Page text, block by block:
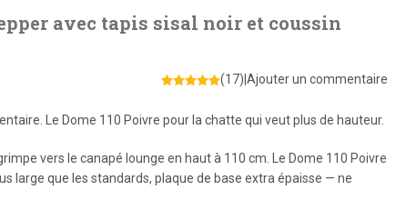
avec tapis sisal noir et coussin
(17) Ajouter un commentaire
Le Dome 110 Poivre pour la chatte qui veut plus de hauteur.
vers le canapé lounge en haut à 110 cm. Le Dome 110 Poivre
large que les standards, plaque de base extra épaisse — ne